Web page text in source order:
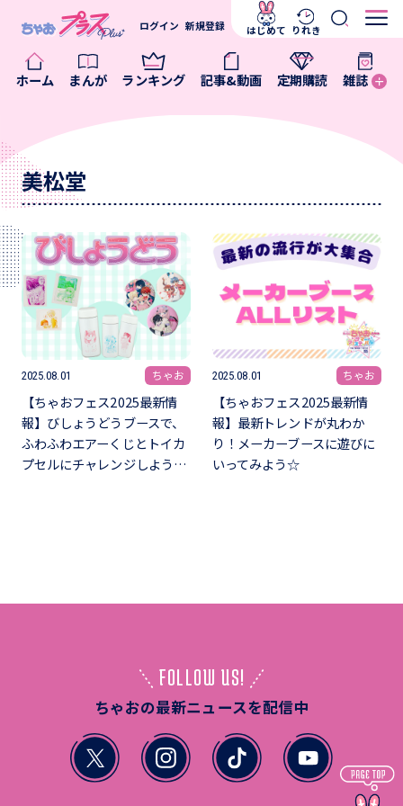
ホーム まんが ランキング 記事&動画 定期購読 雑誌
ログイン 新規登録 はじめて りれき
美松堂
2025.08.01 ちゃお
【ちゃおフェス2025最新情
報】びしょうどうブースで、
ふわふわエアーくじとトイカ
プセルにチャレンジしよう…
2025.08.01 ちゃお
【ちゃおフェス2025最新情
報】最新トレンドが丸わか
り！メーカーブースに遊びに
いってみよう☆
FOLLOW US!
ちゃおの最新ニュースを配信中